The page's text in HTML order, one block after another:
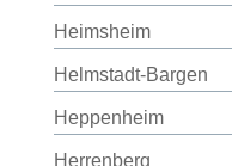
Heimsheim
Helmstadt-Bargen
Heppenheim
Herrenberg